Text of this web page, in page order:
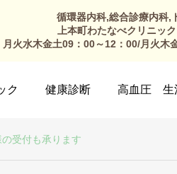
循環器内科,総合診療内科,
上本町わたなべクリニ
月火水木金土09：00～12：00/月火
ク 健康診断 高血圧 生
受付も承ります